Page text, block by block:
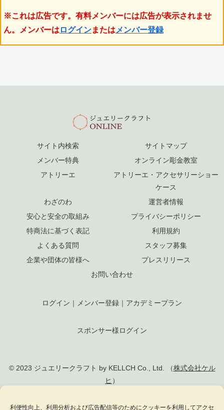
利便性向上、利用分析および広告配信等のためにクッキーを利用してアクセ
※これは広告です。有料メンバーには広告が表示されませ
ん。メンバーは ログインまたは メンバー登録
サイト内検索
サイトマップ
メンバー特典
オンライン彫金教室
アトリーエ
アトリーエ・アクセサリーショー
ケース
わざのわ
運営者情報
安心と安全の取組み
プライバシーポリシー
特商法に基づく表記
利用規約
よくある質問
スタッフ募集
企業や団体の皆様へ
プレスリリース
お問い合わせ
ログイン ｜ メンバー登録 ｜ アカデミープラン
スポンサー様ログイン
© 2023 ジュエリークラフト by KELLCH Co., Ltd. （株式会社ケル
ヒ ）
私達は、地方創生SDGs官民連携プラットフォームに加盟しています